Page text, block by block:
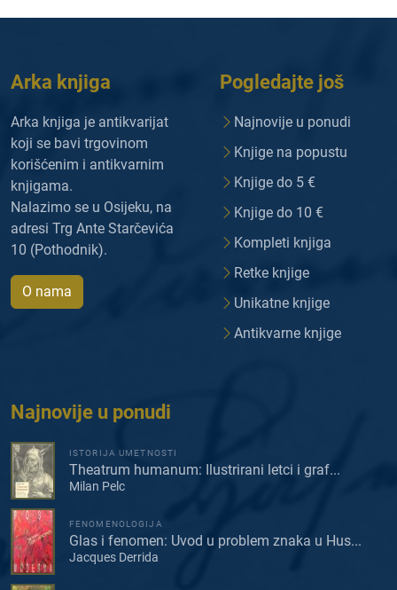
Arka knjiga
Arka knjiga je antikvarijat
koji se bavi trgovinom
korišćenim i antikvarnim
knjigama.
Nalazimo se u Osijeku, na
adresi Trg Ante Starčevića
10 (Pothodnik).
O nama
Pogledajte još
Najnovije u ponudi
Knjige na popustu
Knjige do 5 €
Knjige do 10 €
Kompleti knjiga
Retke knjige
Unikatne knjige
Antikvarne knjige
Najnovije u ponudi
ISTORIJA UMETNOSTI
Theatrum humanum: Ilustrirani letci i graf...
Milan Pelc
FENOMENOLOGIJA
Glas i fenomen: Uvod u problem znaka u Hus...
Jacques Derrida